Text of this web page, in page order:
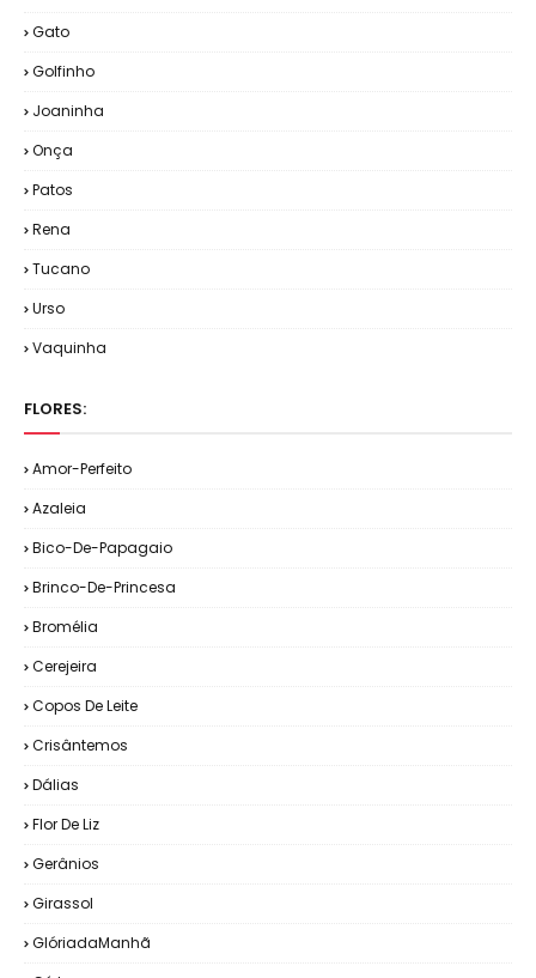
Gato
Golfinho
Joaninha
Onça
Patos
Rena
Tucano
Urso
Vaquinha
FLORES:
Amor-Perfeito
Azaleia
Bico-De-Papagaio
Brinco-De-Princesa
Bromélia
Cerejeira
Copos De Leite
Crisântemos
Dálias
Flor De Liz
Gerânios
Girassol
GlóriadaManhã